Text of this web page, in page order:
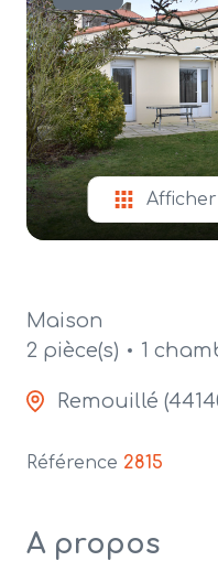
alerte
e-
mail
contact
Maison
2 pièce(s)
1
Remouillé
Référence 2815
A propos